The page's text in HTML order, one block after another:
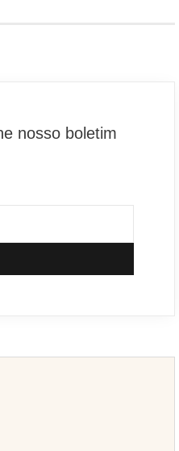
nosso boletim